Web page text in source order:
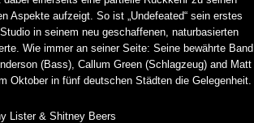
Aspekte aufzeigt. So ist „Undefeated“ sein erstes
in seinem neu geschaffenen, naturbasierten
Wie immer an seiner Seite: Seine bewährte Band
(Bass), Callum Green (Schlagzeug) and Matt
Oktober in fünf deutschen Städten die Gelegenheit.
Lister & Shitney Beers